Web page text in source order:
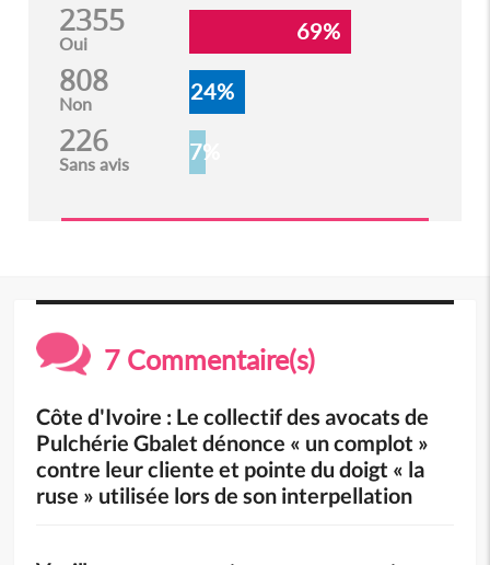
2355
Oui 69%
808
Non 24%
226
Sans avis 7%
7 Commentaire(s)
Côte d'Ivoire : Le collectif des avocats de
Pulchérie Gbalet dénonce « un complot »
contre leur cliente et pointe du doigt « la
ruse » utilisée lors de son interpellation